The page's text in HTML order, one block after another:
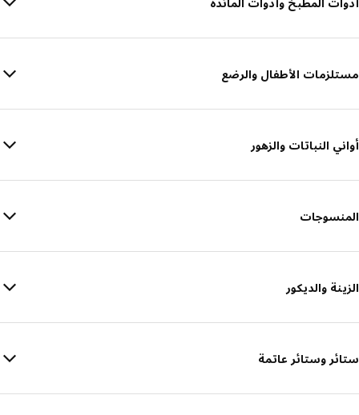
مستلزمات الأطفال والرضع
أواني النباتات والزهور
المنسوجات
الزينة والديكور
ستائر وستائر عاتمة